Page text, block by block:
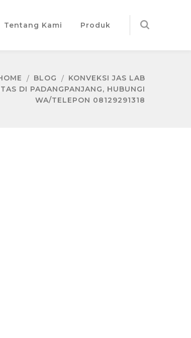
Tentang Kami Produk
BLOG
KONVEKSI JAS LAB
DI PADANGPANJANG, HUBUNGI
WA/TELEPON 08129291318